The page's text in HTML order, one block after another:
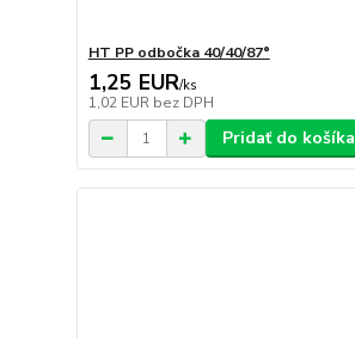
HT PP odbočka 40/40/87°
1,25 EUR/ks
1,02 EUR bez DPH
Pridať do košíka